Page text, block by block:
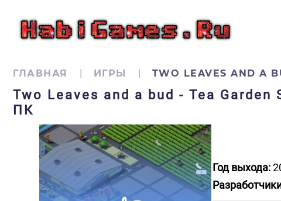
ГЛАВНАЯ ИГРЫ TWO LEAVES AND A
Two Leaves and a bud - Tea
ПК
Год выхода: